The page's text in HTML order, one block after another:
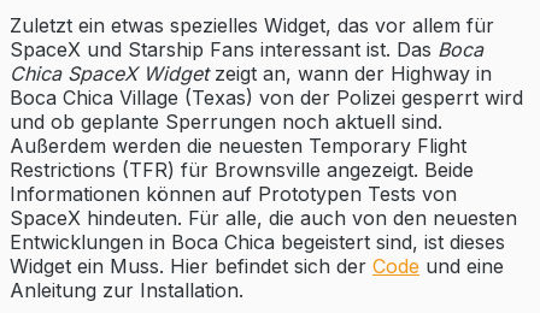
Zuletzt ein etwas spezielles Widget, das vor allem für
SpaceX und Starship Fans interessant ist. Das Boca
Chica SpaceX Widgetzeigt an, wann der Highway in
Boca Chica Village (Texas) von der Polizei gesperrt wird
und ob geplante Sperrungen noch aktuell sind.
Außerdem werden die neuesten Temporary Flight
Restrictions (TFR) für Brownsville angezeigt. Beide
Informationen können auf Prototypen Tests von
SpaceX hindeuten. Für alle, die auch von den neuesten
Entwicklungen in Boca Chica begeistert sind, ist dieses
Widget ein Muss. Hier befindet sich der Code und eine
Anleitung zur Installation.